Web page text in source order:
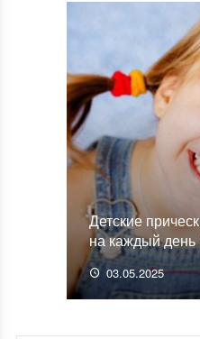
Детские
на каждый
03.05.2025